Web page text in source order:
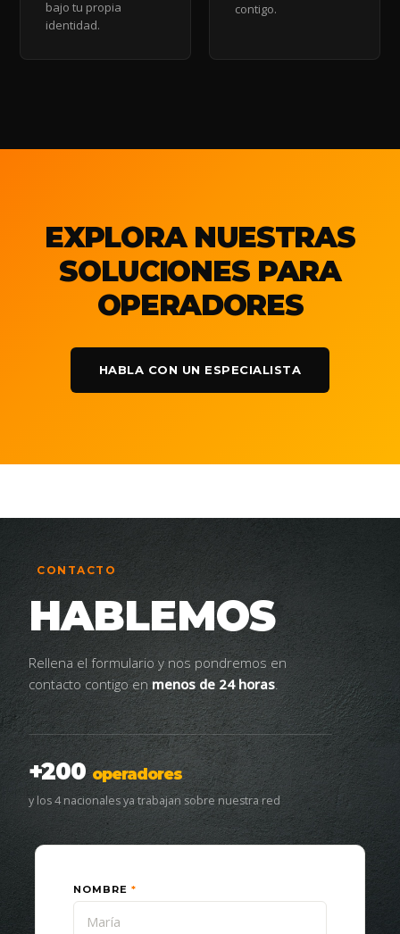
bajo tu propia
identidad.
contigo.
EXPLORA NUESTRAS
SOLUCIONES PARA
OPERADORES
HABLA CON UN ESPECIALISTA
CONTACTO
HABLEMOS
Rellena el formulario y nos pondremos en
contacto contigo enmenos de 24 horas.
+200operadores
y los 4 nacionales ya trabajan sobre nuestra red
NOMBRE *